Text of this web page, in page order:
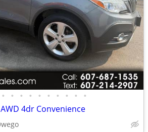
• • • • • • • • • •
4dr Convenience